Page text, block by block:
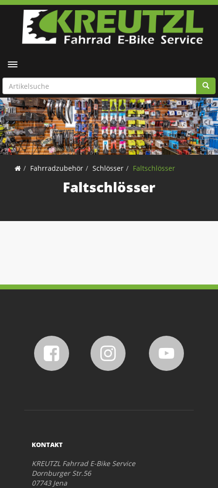
Toggle navigation
Fahrradzubehör Schlösser Faltschlösser
Faltschlösser
KONTAKT
KREUTZL Fahrrad E-Bike Service
Dornburger Str.56
07743 Jena